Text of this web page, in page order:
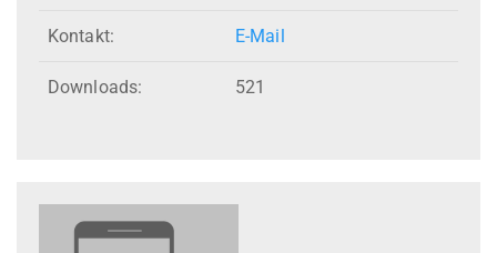
Kontakt: E-Mail
Downloads: 521